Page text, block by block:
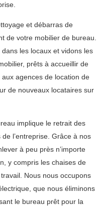
et débarras de
de votre mobilier de bureau.
les locaux et vidons les
prêts à accueillir de
agences de location de
de nouveaux locataires sur
implique le retrait des
l’entreprise. Grâce à nos
à peu près n’importe
y compris les chaises de
Nous nous occupons
que nous éliminons
le bureau prêt pour la